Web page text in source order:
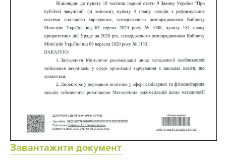
Завантажити документ